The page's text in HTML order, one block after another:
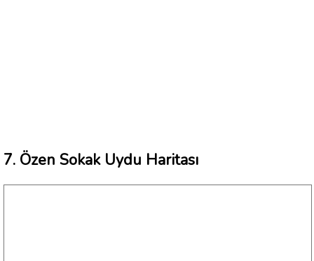
7. Özen Sokak Uydu Haritası